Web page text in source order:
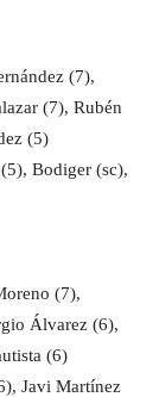
(7),
(7), Rubén
(5)
Bodiger (sc),
(7),
Álvarez (6),
(6)
Javi Martínez